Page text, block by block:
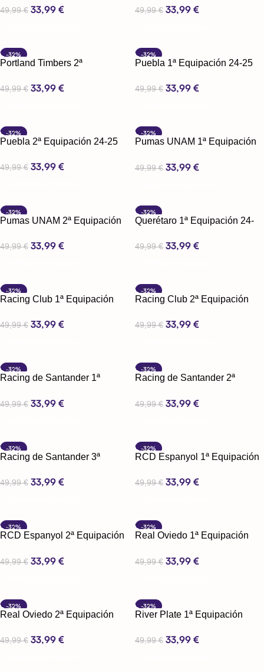
49,99€ 33,99 € 49,99€ 33,99 €
-32%
Portland Timbers 2ª
49,99€ 33,99 €
-32%
Puebla 1ª Equipación 24-25
49,99€ 33,99 €
-32%
Puebla 2ª Equipación 24-25
49,99€ 33,99 €
-32%
Pumas UNAM 1ª Equipación
49,99€ 33,99 €
-32%
Pumas UNAM 2ª Equipación
49,99€ 33,99 €
-32%
Querétaro 1ª Equipación 24-
49,99€ 33,99 €
-32%
Racing Club 1ª Equipación
49,99€ 33,99 €
-32%
Racing Club 2ª Equipación
49,99€ 33,99 €
-32%
Racing de Santander 1ª
49,99€ 33,99 €
-32%
Racing de Santander 2ª
49,99€ 33,99 €
-32%
Racing de Santander 3ª
49,99€ 33,99 €
-32%
RCD Espanyol 1ª Equipación
49,99€ 33,99 €
-32%
RCD Espanyol 2ª Equipación
49,99€ 33,99 €
-32%
Real Oviedo 1ª Equipación
49,99€ 33,99 €
-32%
Real Oviedo 2ª Equipación
49,99€ 33,99 €
-32%
River Plate 1ª Equipación
49,99€ 33,99 €